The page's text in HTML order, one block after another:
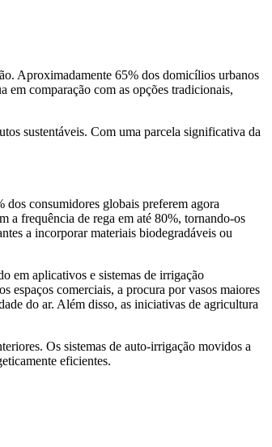
Aproximadamente 65% dos domicílios urbanos
em comparação com as opções tradicionais,
sustentáveis. Com uma parcela significativa da
dos consumidores globais preferem agora
a frequência de rega em até 80%, tornando-os
a incorporar materiais biodegradáveis ​​ou
em aplicativos e sistemas de irrigação
espaços comerciais, a procura por vasos maiores
do ar. Além disso, as iniciativas de agricultura
Os sistemas de auto-irrigação movidos a
eficientes.